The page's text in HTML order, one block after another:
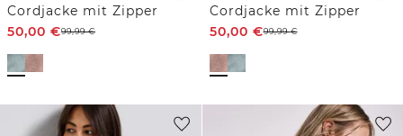
Cordjacke mit Zipper
50,00 €99,99€
Cordjacke mit Zipper
50,00 €99,99€